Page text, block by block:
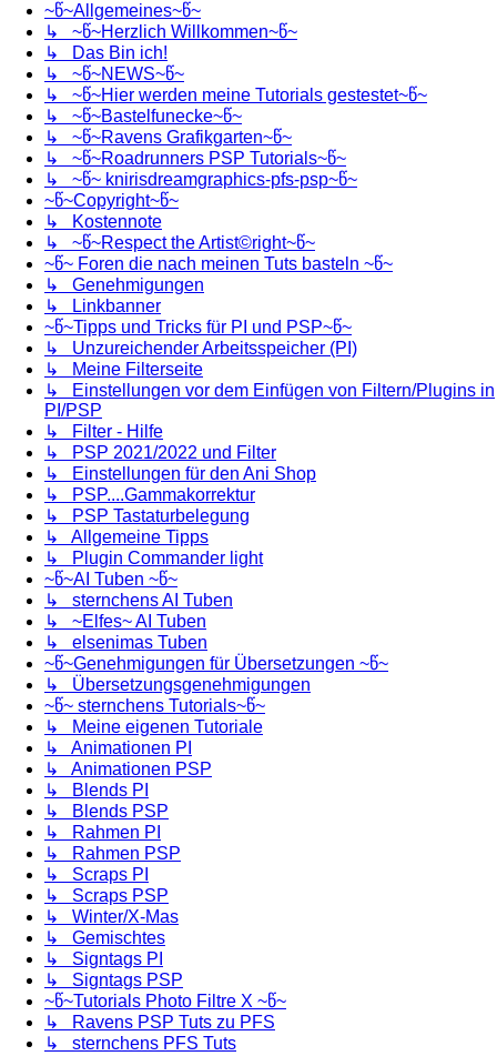
~წ~Allgemeines~წ~
↳ ~წ~Herzlich Willkommen~წ~
↳ Das Bin ich!
↳ ~წ~NEWS~წ~
↳ ~წ~Hier werden meine Tutorials gestestet~წ~
↳ ~წ~Bastelfunecke~წ~
↳ ~წ~Ravens Grafikgarten~წ~
↳ ~წ~Roadrunners PSP Tutorials~წ~
↳ ~წ~ knirisdreamgraphics-pfs-psp~წ~
~წ~Copyright~წ~
↳ Kostennote
↳ ~წ~Respect the Artist©right~წ~
~წ~ Foren die nach meinen Tuts basteln ~წ~
↳ Genehmigungen
↳ Linkbanner
~წ~Tipps und Tricks für PI und PSP~წ~
↳ Unzureichender Arbeitsspeicher (PI)
↳ Meine Filterseite
↳ Einstellungen vor dem Einfügen von Filtern/Plugins in
PI/PSP
↳ Filter - Hilfe
↳ PSP 2021/2022 und Filter
↳ Einstellungen für den Ani Shop
↳ PSP....Gammakorrektur
↳ PSP Tastaturbelegung
↳ Allgemeine Tipps
↳ Plugin Commander light
~წ~AI Tuben ~წ~
↳ sternchens AI Tuben
↳ ~Elfes~ AI Tuben
↳ elsenimas Tuben
~წ~Genehmigungen für Übersetzungen ~წ~
↳ Übersetzungsgenehmigungen
~წ~ sternchens Tutorials~წ~
↳ Meine eigenen Tutoriale
↳ Animationen PI
↳ Animationen PSP
↳ Blends PI
↳ Blends PSP
↳ Rahmen PI
↳ Rahmen PSP
↳ Scraps PI
↳ Scraps PSP
↳ Winter/X-Mas
↳ Gemischtes
↳ Signtags PI
↳ Signtags PSP
~წ~Tutorials Photo Filtre X ~წ~
↳ Ravens PSP Tuts zu PFS
↳ sternchens PFS Tuts